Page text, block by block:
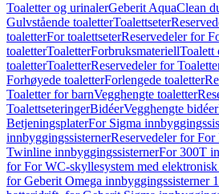
Toaletter og urinalerGeberit AquaClean
Gulvstående toaletterToalettseter
toaletterFor toalettseterReservedeler for
toaletterToaletterForbruksmateriellToalett
toaletterToaletterReservedeler for
Forhøyede toaletterForlengede toaletter
Toaletter for barnVegghengte toaletter
ToalettseteringerBidéerVegghengte bidéer
BetjeningsplaterFor Sigma
innbyggingssisternerReservedeler for
Twinline innbyggingssisternerFor 300T
for For WC-skyllesystem med
for Geberit Omega innbyggingssisterner